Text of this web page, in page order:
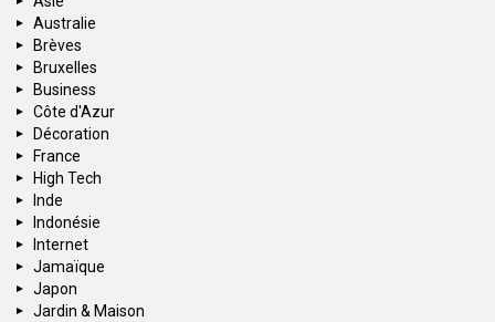
Australie
Brèves
Bruxelles
Business
Côte d'Azur
Décoration
France
High Tech
Inde
Indonésie
Internet
Jamaïque
Japon
Jardin & Maison